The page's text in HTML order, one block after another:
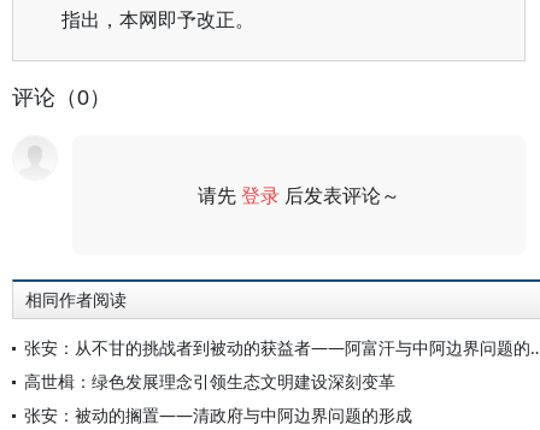
指出，本网即予改正。
评论（0）
请先登录 后发表评论～
相同作者阅读
张安：从不甘的挑战者到被
高世楫：绿色发展理念引领生态文明建设深刻变革
张安：被动的搁置——清政府与中阿边界问题的形成